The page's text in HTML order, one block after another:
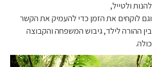
להנות ולטייל,
וגם לוקחים את הזמן כדי להעמיק את הקשר
בין ההורה לילד, גיבוש המשפחה והקבוצה
כולה.